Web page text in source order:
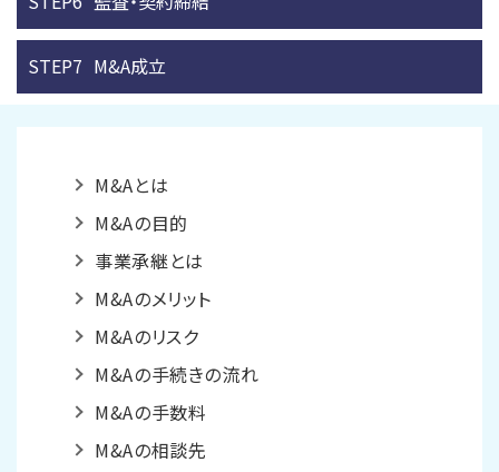
STEP7 M&A成立
M&Aとは
M&Aの目的
事業承継とは
M&Aのメリット
M&Aのリスク
M&Aの手続きの流れ
M&Aの手数料
M&Aの相談先